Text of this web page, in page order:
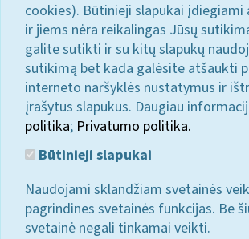
cookies). Būtinieji slapukai
ir jiems nėra reikalingas Jūsų
galite sutikti ir su kitų slapukų
sutikimą bet kada galėsite atšaukti
interneto naršyklės nustatymus ir
įrašytus slapukus. Daugiau
politika; Privatumo politika.
Būtinieji slapukai
Naudojami sklandžiam svetainės
pagrindines svetainės funkcijas. Be
svetainė negali tinkamai veikti.